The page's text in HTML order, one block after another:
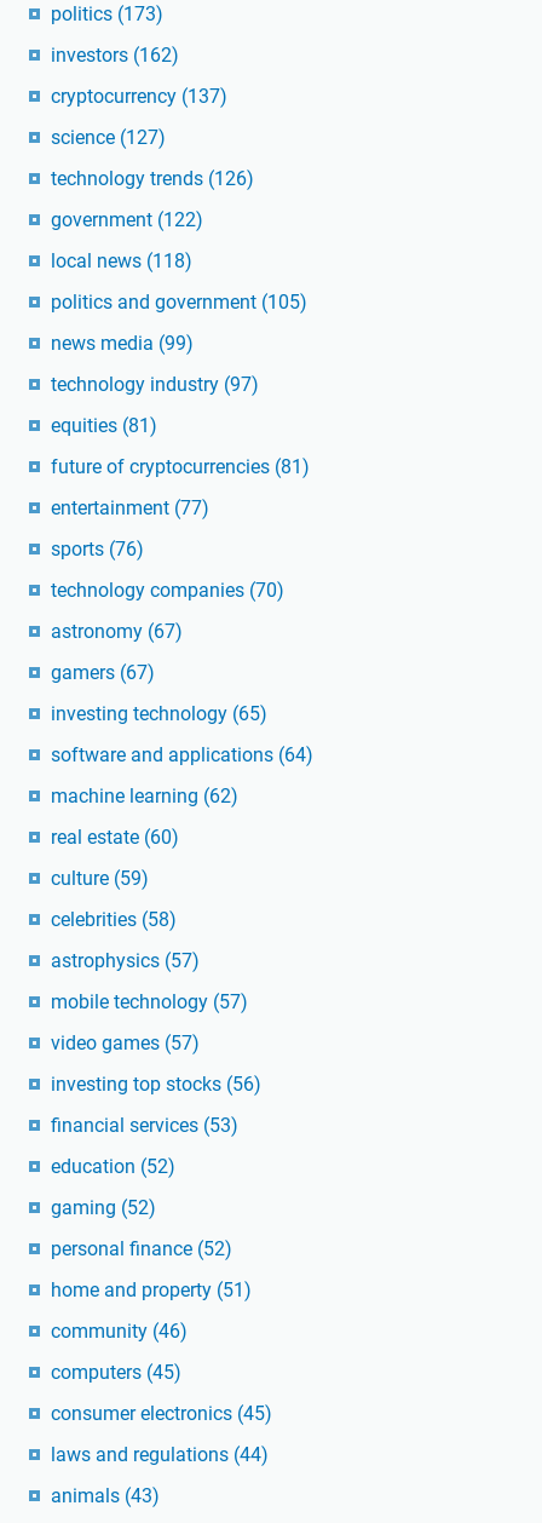
politics (173)
investors (162)
cryptocurrency (137)
science (127)
technology trends (126)
government (122)
local news (118)
politics and government (105)
news media (99)
technology industry (97)
equities (81)
future of cryptocurrencies (81)
entertainment (77)
sports (76)
technology companies (70)
astronomy (67)
gamers (67)
investing technology (65)
software and applications (64)
machine learning (62)
real estate (60)
culture (59)
celebrities (58)
astrophysics (57)
mobile technology (57)
video games (57)
investing top stocks (56)
financial services (53)
education (52)
gaming (52)
personal finance (52)
home and property (51)
community (46)
computers (45)
consumer electronics (45)
laws and regulations (44)
animals (43)